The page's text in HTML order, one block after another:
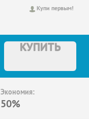
Купи первым!
КУПИТЬ
Экономия:
50%